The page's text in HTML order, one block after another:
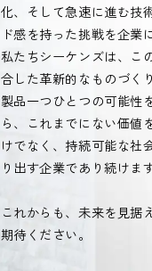
化、そして急速に進む技
ド感を持った挑戦を企業
私たちシーケンズは、こ
合した革新的なものづく
製品一つひとつの可能性
ら、これまでにない価値
けでなく、持続可能な社
り出す企業であり続けます
これからも、未来を見据
期待ください。